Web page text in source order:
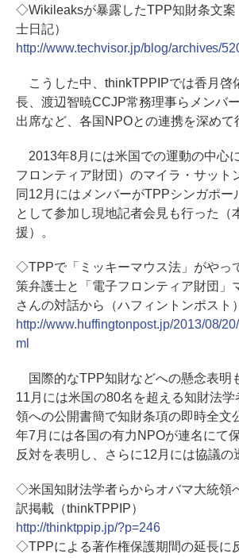
◇Wikileaksが暴露したTPP知財条文案
士日記）
http://www.techvisor.jp/blog/archives/
こうした中、thinkTPPIPでは香月啓
長、渡辺智暁CCJP常務理事らメンバ
出席など、各国NPOとの連携を深めて
2013年8月には米国での運動の中心
フロンティア財団）のマイラ・サット
同12月にはメンバーがTPPシンガポー
として参加し現地記者会見も行った（
援）。
◇TPPで「ミッキーマウス法」がや
策弁護士と「電子フロンティア財団」
さんの対話から（ハフィントンポスト）
http://www.huffingtonpost.jp/2013/08/
ml
国際的なTPP知財などへの懸念表明
11月には米国の80名を超える知財法
領への公開書簡で知財条項の即時全文
年7月には各国の有力NPOが連名にて
反対を表明し、さらに12月には協議の
◇米国知財法学者らからオバマ大統領
訳掲載（thinkTPPIP）
http://thinktppip.jp/?p=246
◇TPPによる著作権保護期間の延長に